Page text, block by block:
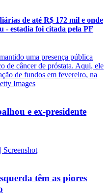
de até R$ 172 mil e onde
- estadia foi citada pela PF
e ex-presidente
têm as piores